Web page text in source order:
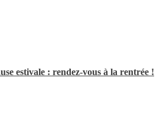
estivale : rendez-vous à la rentrée !